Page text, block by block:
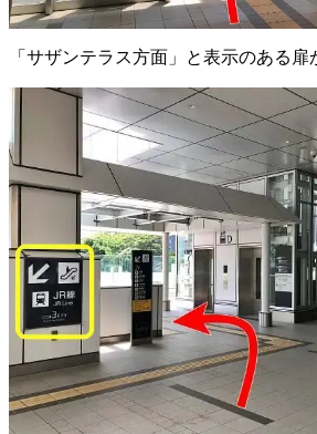
「サザンテラス方面」と表示のある扉